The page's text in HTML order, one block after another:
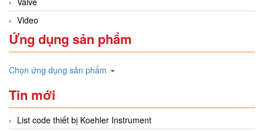
Video
Ứng dụng sản phẩm
Chọn ứng dụng sản phẩm
Tin mới
List code thiết bị Koehler Instrument